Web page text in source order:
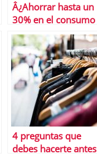
Â¿Ahorrar hasta un
30% en el consumo
de la caldera?
te propone una
formula
4 preguntas que
debes hacerte antes